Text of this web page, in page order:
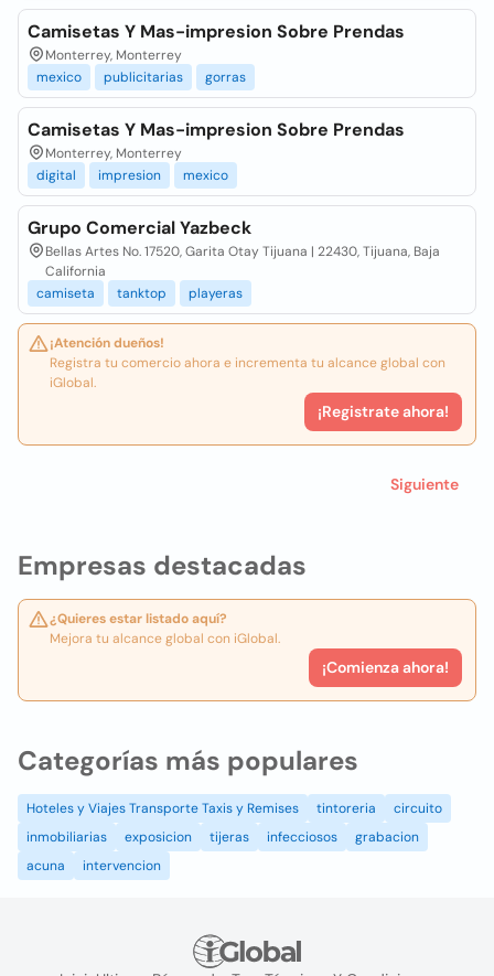
Empresas destacadas
¿Quieres estar listado aquí?
Mejora tu alcance global con iGlobal.
¡Comienza ahora!
Camisetas Y Mas-impresion Sobre Prendas
Monterrey, Monterrey
mexico
publicitarias gorras
Camisetas Y Mas-impresion Sobre Prendas
Monterrey, Monterrey
digital
impresion mexico
Grupo Comercial Yazbeck
Bellas Artes No. 17520, Garita Otay Tijuana | 22430, Tijuana, Baja
California
camiseta
tanktop playeras
¡Atención dueños!
Registra tu comercio ahora e incrementa tu alcance global con
iGlobal.
¡Registrate ahora!
Siguiente
Categorías más populares
Hoteles y Viajes Transporte Taxis y Remises tintoreria
circuito
inmobiliarias
exposicion tijeras infecciosos
grabacion
acuna
intervencion